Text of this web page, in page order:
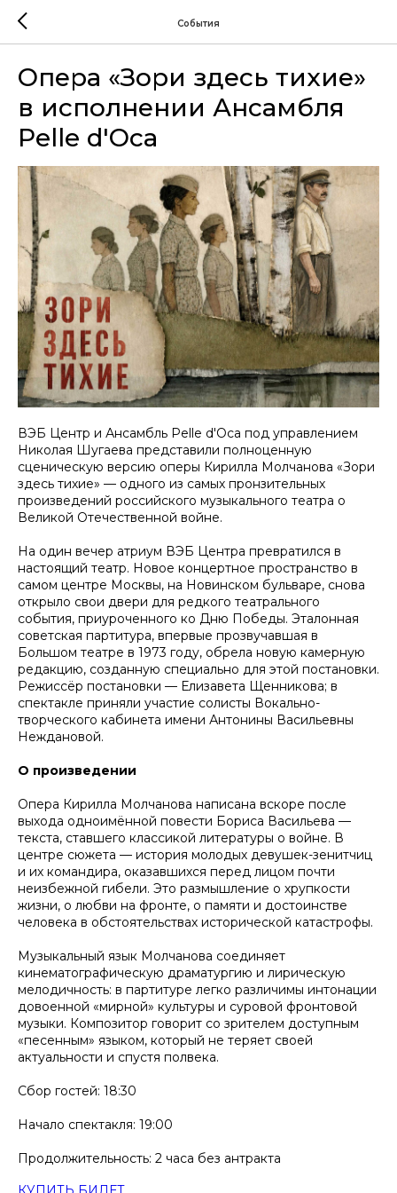
События
Опера «Зори здесь тихие»
в исполнении Ансамбля
Pelle d'Oca
ВЭБ Центр и Ансамбль Pelle d'Oca под управлением
Николая Шугаева представили полноценную
сценическую версию оперы Кирилла Молчанова «Зори
здесь тихие» — одного из самых пронзительных
произведений российского музыкального театра о
Великой Отечественной войне.
На один вечер атриум ВЭБ Центра превратился в
настоящий театр. Новое концертное пространство в
самом центре Москвы, на Новинском бульваре, снова
открыло свои двери для редкого театрального
события, приуроченного ко Дню Победы. Эталонная
советская партитура, впервые прозвучавшая в
Большом театре в 1973 году, обрела новую камерную
редакцию, созданную специально для этой постановки.
Режиссёр постановки — Елизавета Щенникова; в
спектакле приняли участие солисты Вокально-
творческого кабинета имени Антонины Васильевны
Неждановой.
О произведении
Опера Кирилла Молчанова написана вскоре после
выхода одноимённой повести Бориса Васильева —
текста, ставшего классикой литературы о войне. В
центре сюжета — история молодых девушек-зенитчиц
и их командира, оказавшихся перед лицом почти
неизбежной гибели. Это размышление о хрупкости
жизни, о любви на фронте, о памяти и достоинстве
человека в обстоятельствах исторической катастрофы.
Музыкальный язык Молчанова соединяет
кинематографическую драматургию и лирическую
мелодичность: в партитуре легко различимы интонации
довоенной «мирной» культуры и суровой фронтовой
музыки. Композитор говорит со зрителем доступным
«песенным» языком, который не теряет своей
актуальности и спустя полвека.
Сбор гостей: 18:30
Начало спектакля: 19:00
Продолжительность: 2 часа без антракта